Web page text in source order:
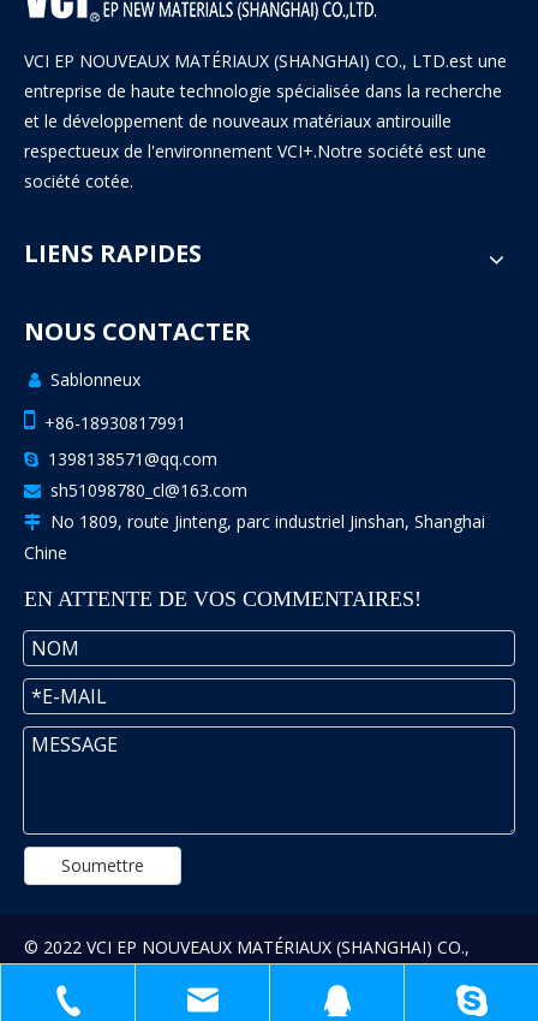
VCI EP NOUVEAUX MATÉRIAUX (SHANGHAI) CO., LTD.est une
entreprise de haute technologie spécialisée dans la recherche
et le développement de nouveaux matériaux antirouille
respectueux de l'environnement VCI+.Notre société est une
société cotée.
LIENS RAPIDES
NOUS CONTACTER
 Sablonneux
+86-18930817991
 1398138571@qq.com
 sh51098780_cl@163.com

No 1809, route Jinteng, parc industriel Jinshan, Shanghai
Chine
EN ATTENTE DE VOS COMMENTAIRES!
Soumettre
© 2022 VCI EP NOUVEAUX MATÉRIAUX (SHANGHAI) CO.,
Leadong
沪ICP备11007540号-6